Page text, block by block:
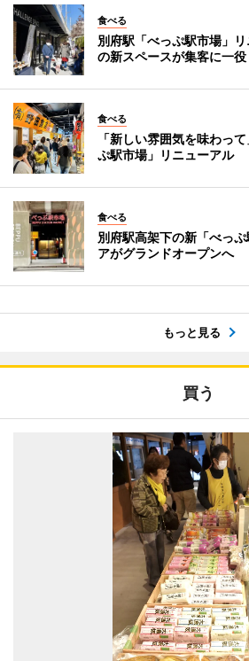
食べる
別府駅「べっぷ駅市場」
の新スペースが集客に一役
食べる
「新しい雰囲気を味わっ
ぷ駅市場」リニューアル
食べる
別府駅高架下の新「べっ
アがグランドオープンへ
もっと見る
買う